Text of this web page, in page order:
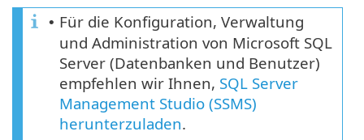
• Für die Konfiguration, Verwaltung
und Administration von Microsoft SQL
Server (Datenbanken und Benutzer)
empfehlen wir Ihnen, SQL Server
Management Studio (SSMS)
herunterzuladen.